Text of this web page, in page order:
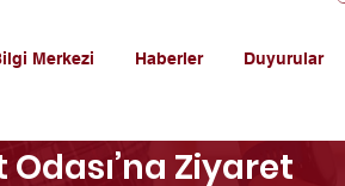
Merkezi Haberler Duyurular
Ziyaret